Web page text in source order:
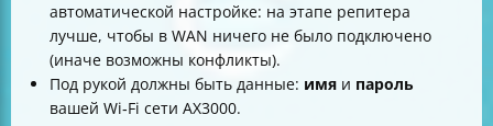
автоматической настройке: на этапе репитера
лучше, чтобы в WAN ничего не было подключено
(иначе возможны конфликты).
Под рукой должны быть данные: имя и пароль
вашей Wi‑Fi сети AX3000.